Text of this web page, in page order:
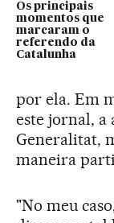
Os principais
momentos que
marcaram o
referendo da
Catalunha
por ela. Em
este jornal, a
Generalitat,
maneira
"No meu